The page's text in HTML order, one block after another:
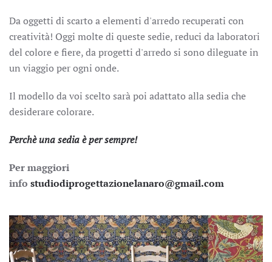
Da oggetti di scarto a elementi d'arredo recuperati con
creatività! Oggi molte di queste sedie, reduci da laboratori
del colore e fiere, da progetti d'arredo si sono dileguate in
un viaggio per ogni onde.
Il modello da voi scelto sarà poi adattato alla sedia che
desiderare colorare.
Perchè una sedia è per sempre!
Per maggiori
info studiodiprogettazionelanaro@gmail.com